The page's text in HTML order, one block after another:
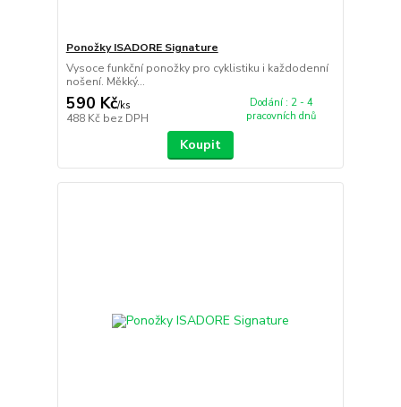
Ponožky ISADORE Signature
Vysoce funkční ponožky pro cyklistiku i každodenní
nošení. Měkký...
590 Kč/ks
488 Kč bez DPH
Dodání : 2 - 4
pracovních dnů
Koupit